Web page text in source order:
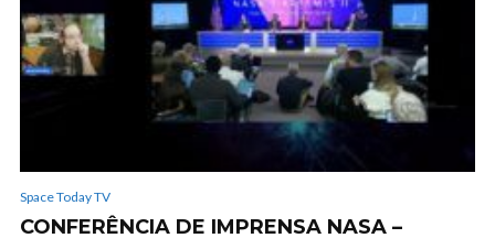
Space Today TV
CONFERÊNCIA DE IMPRENSA NASA –